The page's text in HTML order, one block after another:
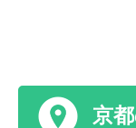
京